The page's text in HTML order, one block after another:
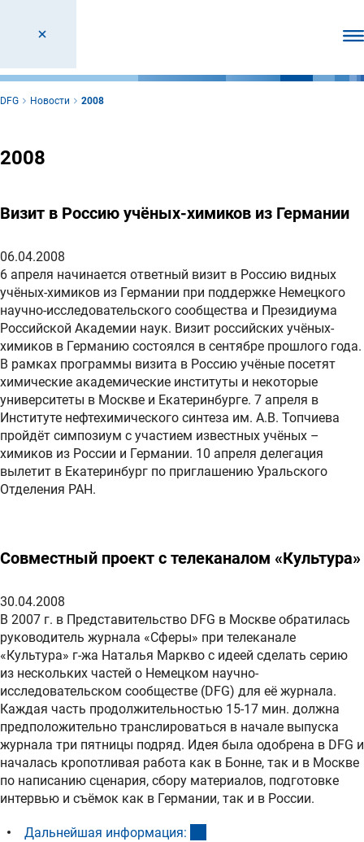
DFG Новости 2008
2008
Визит в Россию учёных-химиков из Германии
06.04.2008
6 апреля начинается ответный визит в Россию видных
учёных-химиков из Германии при поддержке Немецкого
научно-исследовательского сообщества и Президиума
Российской Академии наук. Визит российских учёных-
химиков в Германию состоялся в сентябре прошлого года.
В рамках программы визита в Россию учёные посетят
химические академические институты и некоторые
университеты в Москве и Екатеринбурге. 7 апреля в
Институте нефтехимического синтеза им. А.В. Топчиева
пройдёт симпозиум с участием известных учёных –
химиков из России и Германии. 10 апреля делегация
вылетит в Екатеринбург по приглашению Уральского
Отделения РАН.
Совместный проект с телеканалом «Культура»
30.04.2008
В 2007 г. в Представительство DFG в Москве обратилась
руководитель журнала «Сферы» при телеканале
«Культура» г-жа Наталья Маркво с идеей сделать серию
из нескольких частей о Немецком научно-
исследовательском сообществе (DFG) для её журнала.
Каждая часть продолжительностью 15-17 мин. должна
предположительно транслироваться в начале выпуска
журнала три пятницы подряд. Идея была одобрена в DFG и
началась кропотливая работа как в Бонне, так и в Москве
по написанию сценария, сбору материалов, подготовке
интервью и съёмок как в Германии, так и в России.
Дальнейшая информация: